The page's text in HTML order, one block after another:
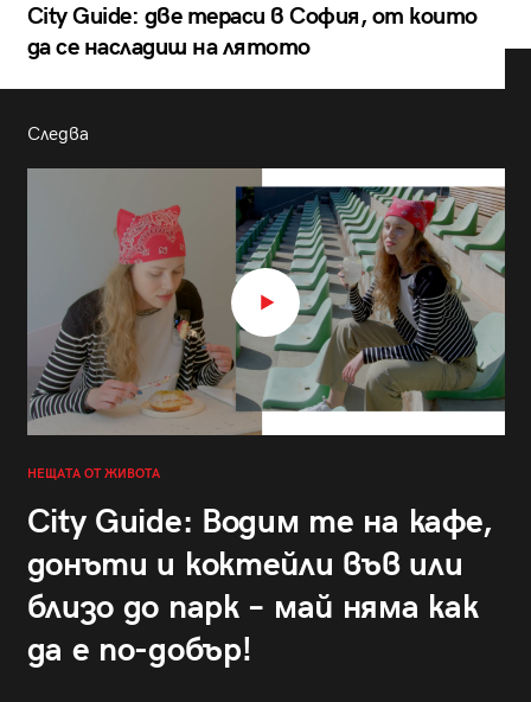
City Guide: две тераси в София, от които
да се насладиш на лятото
Следва
НЕЩАТА ОТ ЖИВОТА
City Guide: Водим те на кафе,
донъти и коктейли във или
близо до парк – май няма как
да е по-добър!